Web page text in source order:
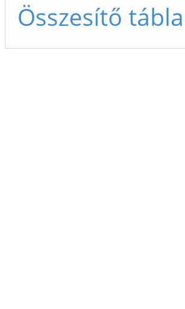
Összesítő tábla